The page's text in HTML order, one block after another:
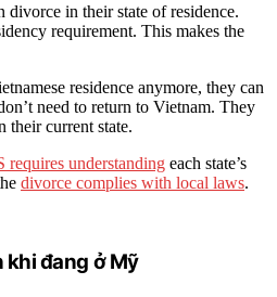
in their state of residence.
requirement. This makes the
residence anymore, they can
need to return to Vietnam. They
their current state.
understanding each state’s
divorce complies with local laws.
khi đang ở Mỹ